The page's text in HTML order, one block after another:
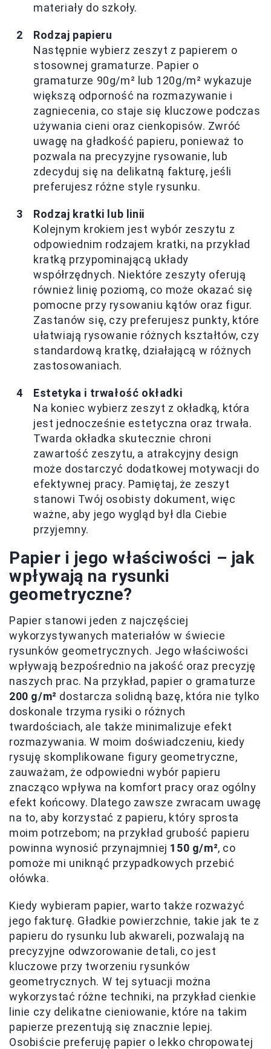
materiały do szkoły.
Rodzaj papieru
Następnie wybierz zeszyt z papierem o
stosownej gramaturze. Papier o
gramaturze 90g/m² lub 120g/m² wykazuje
większą odporność na rozmazywanie i
zagniecenia, co staje się kluczowe podczas
używania cieni oraz cienkopisów. Zwróć
uwagę na gładkość papieru, ponieważ to
pozwala na precyzyjne rysowanie, lub
zdecyduj się na delikatną fakturę, jeśli
preferujesz różne style rysunku.
Rodzaj kratki lub linii
Kolejnym krokiem jest wybór zeszytu z
odpowiednim rodzajem kratki, na przykład
kratką przypominającą układy
współrzędnych. Niektóre zeszyty oferują
również linię poziomą, co może okazać się
pomocne przy rysowaniu kątów oraz figur.
Zastanów się, czy preferujesz punkty, które
ułatwiają rysowanie różnych kształtów, czy
standardową kratkę, działającą w różnych
zastosowaniach.
Estetyka i trwałość okładki
Na koniec wybierz zeszyt z okładką, która
jest jednocześnie estetyczna oraz trwała.
Twarda okładka skutecznie chroni
zawartość zeszytu, a atrakcyjny design
może dostarczyć dodatkowej motywacji do
efektywnej pracy. Pamiętaj, że zeszyt
stanowi Twój osobisty dokument, więc
ważne, aby jego wygląd był dla Ciebie
przyjemny.
Papier i jego właściwości – jak
wpływają na rysunki
geometryczne?
Papier stanowi jeden z najczęściej
wykorzystywanych materiałów w świecie
rysunków geometrycznych. Jego właściwości
wpływają bezpośrednio na jakość oraz precyzję
naszych prac. Na przykład, papier o gramaturze
200 g/m² dostarcza solidną bazę, która nie tylko
doskonale trzyma rysiki o różnych
twardościach, ale także minimalizuje efekt
rozmazywania. W moim doświadczeniu, kiedy
rysuję skomplikowane figury geometryczne,
zauważam, że odpowiedni wybór papieru
znacząco wpływa na komfort pracy oraz ogólny
efekt końcowy. Dlatego zawsze zwracam uwagę
na to, aby korzystać z papieru, który sprosta
moim potrzebom; na przykład grubość papieru
powinna wynosić przynajmniej 150 g/m², co
pomoże mi uniknąć przypadkowych przebić
ołówka.
Kiedy wybieram papier, warto także rozważyć
jego fakturę. Gładkie powierzchnie, takie jak te z
papieru do rysunku lub akwareli, pozwalają na
precyzyjne odwzorowanie detali, co jest
kluczowe przy tworzeniu rysunków
geometrycznych. W tej sytuacji można
wykorzystać różne techniki, na przykład cienkie
linie czy delikatne cieniowanie, które na takim
papierze prezentują się znacznie lepiej.
Osobiście preferuję papier o lekko chropowatej